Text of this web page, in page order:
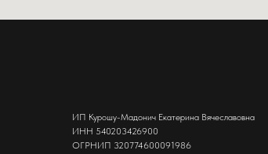
ИП Курошу-Мадонич Екатерина Вячеславовна
ИНН 540203426900
ОГРНИП 320774600091986